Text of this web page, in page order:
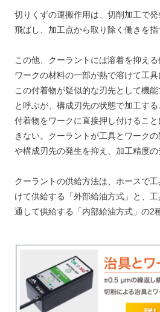
切りくずの運搬作用は、切削加工で
飛ばし、加工点から取り除く働きを指
この他、クーラントには溶着を抑える
ワークの材料の一部が熱で溶けて工具
この付着物が疑似的な刃先として機能
と呼ぶが、構成刃先の状態で加工す
付着物をワークに直接押し付けるこ
きない。クーラントが工具とワーク
や構成刃先の発生を抑え、加工精度の
クーラントの供給方法は、ホースで
けて供給する「外部給油方式」と、
通して供給する「内部給油方式」の2